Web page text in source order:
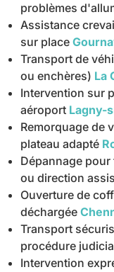
problèmes
Assistance
sur place
Transport de
ou enchères) La
Intervention sur
aéroport Lagny-
Remorquage de
plateau adapté
Dépannage
ou direction
Ouverture de
déchargée
Transport
procédure
Intervention